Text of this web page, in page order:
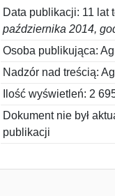
Data publikacji: 11 lat
października 2014,
Osoba publikująca:
Nadzór nad treścią:
Ilość wyświetleń: 2
Dokument nie był
publikacji